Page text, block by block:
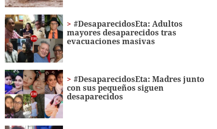
#DesaparecidosEta: Adultos
mayores desaparecidos tras
evacuaciones masivas
#DesaparecidosEta: Madres junto
con sus pequeños siguen
desaparecidos